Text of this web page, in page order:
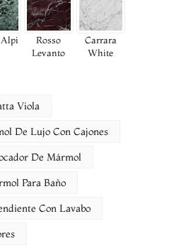
Alpi
Rosso
Levanto
Carrara
White
Viola
De Lujo Con Cajones
De Mármol
Para Baño
Con Lavabo